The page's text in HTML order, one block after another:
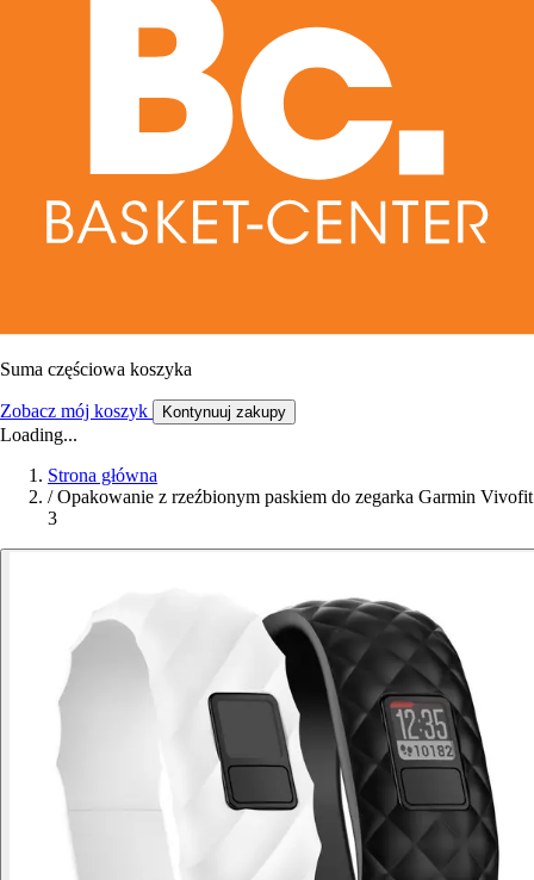
Suma częściowa koszyka
Zobacz mój koszyk Kontynuuj zakupy
Loading...
Strona główna
/ Opakowanie z rzeźbionym paskiem do zegarka Garmin Vivofit
3